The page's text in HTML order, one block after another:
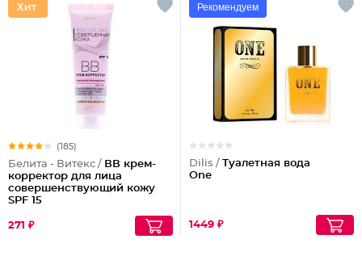
(185)
Белита - Витекс / ВВ крем-
корректор для лица
совершенствующий кожу
SPF 15
271 ₽
Рекомендуем
Dilis / Туалетная вода
One
1449 ₽